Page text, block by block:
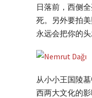
日落前，西侧
死。另外要拍
永远会把你的头
从小小王国陵
西两大文化的